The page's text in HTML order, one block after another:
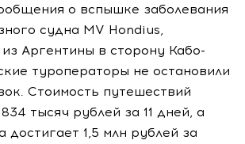
о вспышке заболевания
судна MV Hondius,
Аргентины в сторону Кабо-
туроператоры не остановили
Стоимость путешествий
тысяч рублей за 11 дней, а
достигает 1,5 млн рублей за